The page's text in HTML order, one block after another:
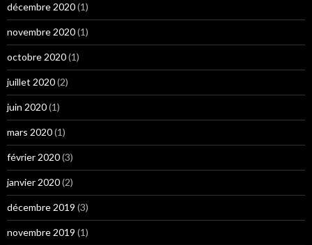
décembre 2020(1)
novembre 2020(1)
octobre 2020(1)
juillet 2020(2)
juin 2020(1)
mars 2020(1)
février 2020(3)
janvier 2020(2)
décembre 2019 (3)
novembre 2019 (1)